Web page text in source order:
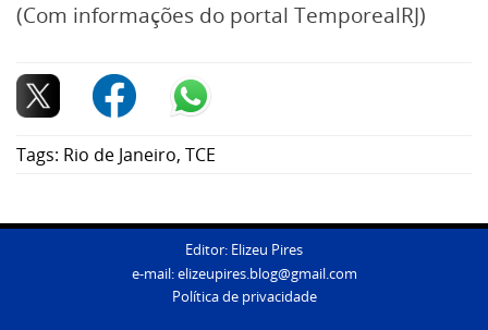
(Com informações do portal TemporealRJ)
Tags: Rio de Janeiro, TCE
Editor: Elizeu Pires
e-mail:elizeupires.blog@gmail.com
Política de privacidade